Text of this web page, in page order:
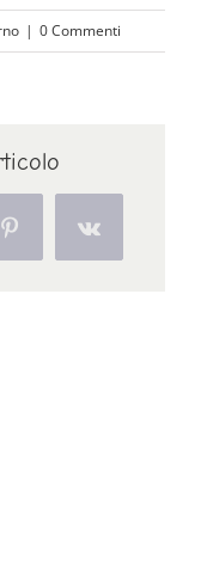
| 0 Commenti
PinterestVk